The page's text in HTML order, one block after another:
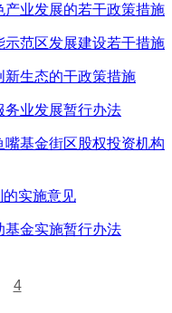
业发展的若干政策措施
范区发展建设若干措施
新生态的干政策措施
务业发展暂行办法
基金街区股权投资机构
的实施意见
基金实施暂行办法
4